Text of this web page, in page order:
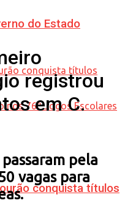
do Estado
conquista títulos
registrou
em C.
pela
vagas para